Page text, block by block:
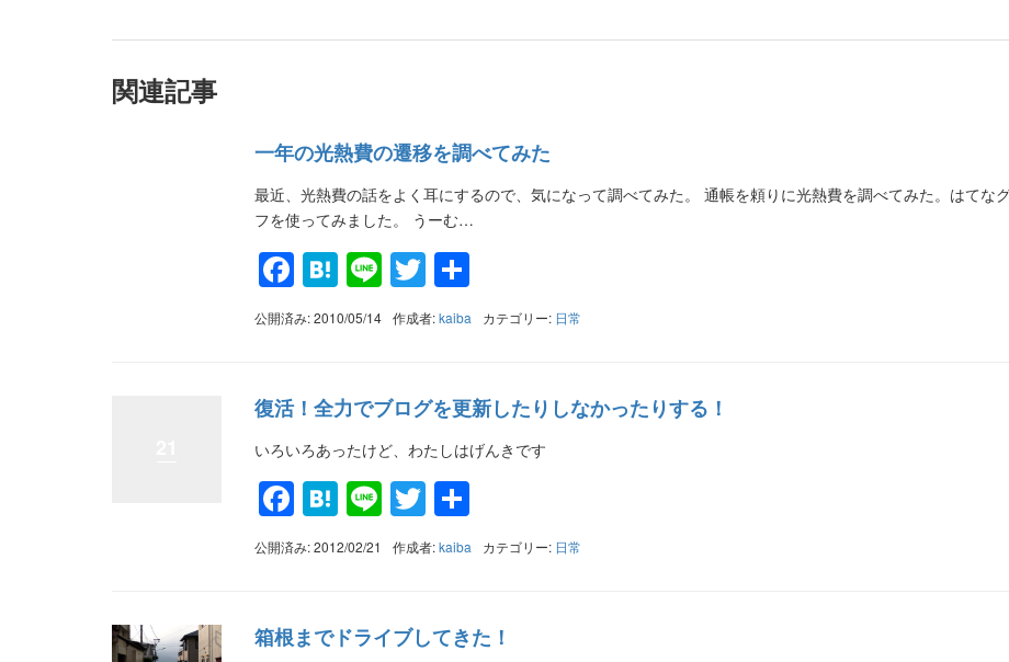
関連記事
一年の光熱費の遷移を調べてみた
最近、光熱費の話をよく耳にするので、気になって調べてみた。 通帳を頼りに光熱費を調べてみた。はてな
フを使ってみました。 うーむ…
Facebook
Hatena
LineTwitter
有
公開済み: 2010/05/14 作成者:kaiba カテゴリー: 日常
復活！全力でブログを更新したりしなかったりする！
いろいろあったけど、わたしはげんきです
Facebook
Hatena
LineTwitter
有
公開済み: 2012/02/21 作成者:kaiba カテゴリー: 日常
箱根までドライブしてきた！